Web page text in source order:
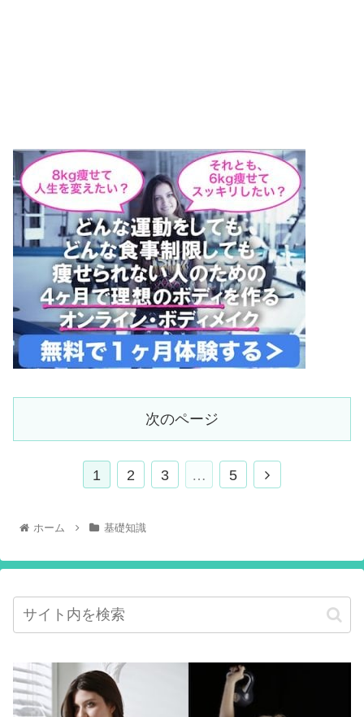
次のページ
1 2 3 … 5
ホーム 基礎知識